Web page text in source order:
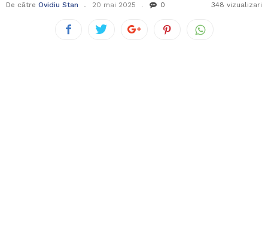
De către Ovidiu Stan 20 mai 2025 0 348 vizualizari